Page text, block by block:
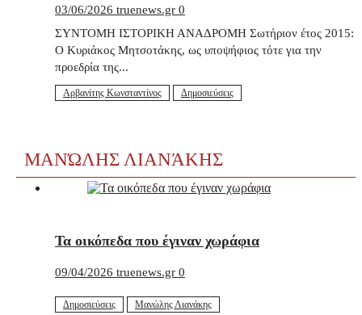
03/06/2026 truenews.gr 0
ΣΥΝΤΟΜΗ ΙΣΤΟΡΙΚΗ ΑΝΑΔΡΟΜΗ Σωτήριον έτος 2015:
Ο Κυριάκος Μητσοτάκης, ως υποψήφιος τότε για την
προεδρία της...
Αρβανίτης Κωνσταντίνος Δημοσιεύσεις
ΜΑΝΏΛΗΣ ΛΙΑΝΆΚΗΣ
Τα οικόπεδα που έγιναν χωράφια
09/04/2026 truenews.gr 0
Δημοσιεύσεις Μανώλης Λιανάκης